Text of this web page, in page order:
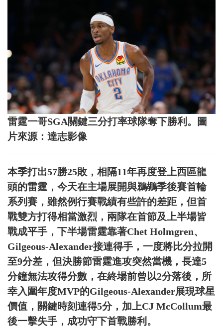
雷霆一哥SGA關鍵三分打率球隊奪下勝利。圖
片來源：達志影像
本季打出57勝25敗，相隔11年再度登上西區龍
頭的雷霆，今天在主場展開與鵜鶘季後賽首輪
系列賽，雖然例行賽戰績有些許的差距，但首
戰雙方打得相當激烈，兩隊在首節及上半場皆
戰成平手，下半場雷霆靠著Chet Holmgren、
Gilgeous-Alexander接連得手，一度將比分拉開
至9分差，但決勝節雷霆進攻突然當機，長達5
分鐘無法攻得分數，在終場前曾以2分落後，所
幸入圍年度MVP的Gilgeous-Alexander展現球星
價值，關鍵時刻連得5分，加上CJ McCollum最
後一擊失手，成功守下首戰勝利。